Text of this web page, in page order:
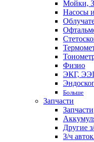
Мойки,
Насосы
Физио
ЭКГ,
Больше
Запчасти
Запчасти
Другие
З/ч